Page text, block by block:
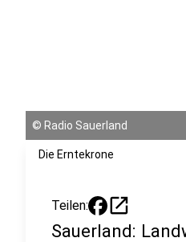
© Radio Sauerland
Die Erntekrone
Teilen: open_in_new
Sauerland: